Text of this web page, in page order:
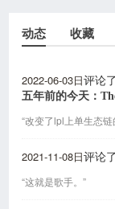
动态 收藏
2022-06-03日评论
五年前的今天：
“改变了lpl上单生态链
2021-11-08日评论
“这就是歌手。”